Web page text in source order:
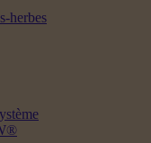
herbes